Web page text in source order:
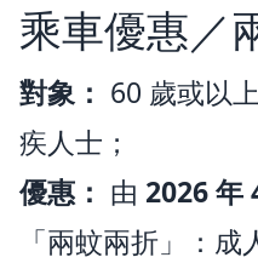
乘車優惠／
對象： 60 歲或以
疾人士；
優惠： 由 2026 年
「兩蚊兩折」：